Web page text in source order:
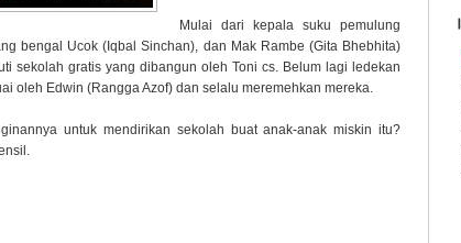
Mulai dari kepala suku pemulung
bengal Ucok (Iqbal Sinchan), dan Mak Rambe (Gita Bhebhita)
sekolah gratis yang dibangun oleh Toni cs. Belum lagi ledekan
oleh Edwin (Rangga Azof) dan selalu meremehkan mereka.
untuk mendirikan sekolah buat anak-anak miskin itu?